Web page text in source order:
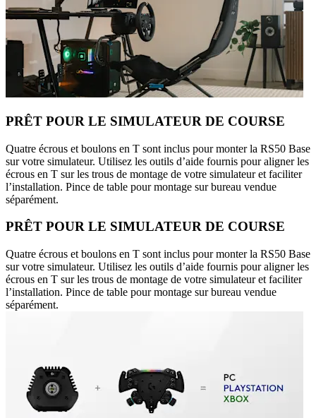
PRÊT POUR LE SIMULATEUR DE COURSE
Quatre écrous et boulons en T sont inclus pour monter la RS50 Base
sur votre simulateur. Utilisez les outils d’aide fournis pour aligner les
écrous en T sur les trous de montage de votre simulateur et faciliter
l’installation. Pince de table pour montage sur bureau vendue
séparément.
PRÊT POUR LE SIMULATEUR DE COURSE
Quatre écrous et boulons en T sont inclus pour monter la RS50 Base
sur votre simulateur. Utilisez les outils d’aide fournis pour aligner les
écrous en T sur les trous de montage de votre simulateur et faciliter
l’installation. Pince de table pour montage sur bureau vendue
séparément.